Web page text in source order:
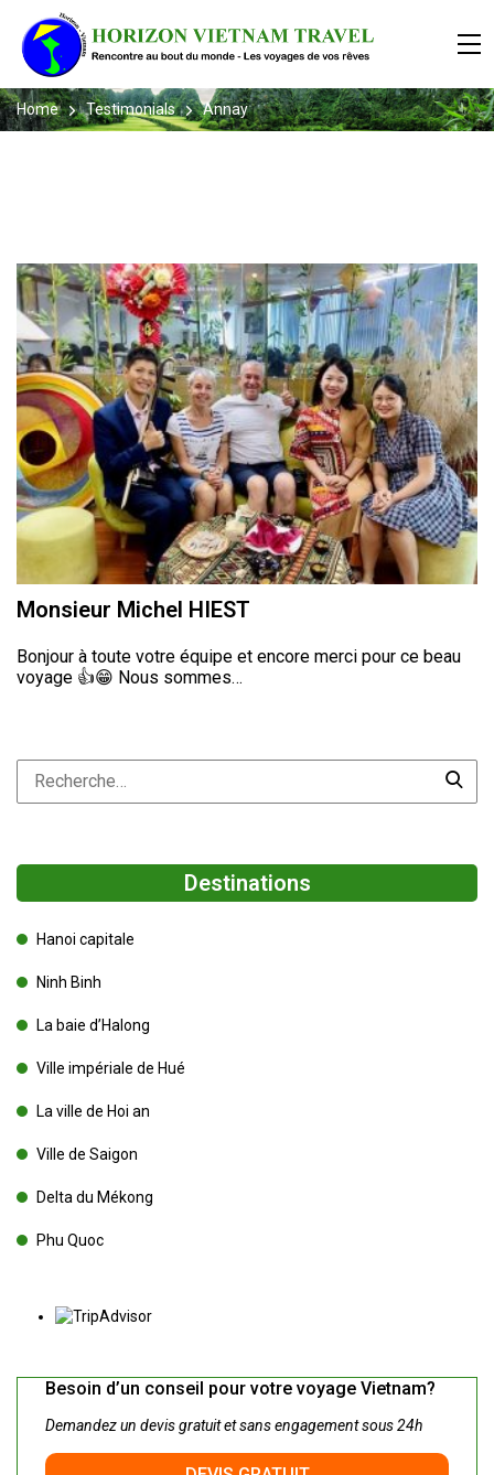
Home Testimonials Annay
Monsieur Michel HIEST
Bonjour à toute votre équipe et encore merci pour ce beau
voyage 👍😁 Nous sommes…
Destinations
Hanoi capitale
Ninh Binh
La baie d’Halong
Ville impériale de Hué
La ville de Hoi an
Ville de Saigon
Delta du Mékong
Phu Quoc
Besoin d’un conseil pour votre voyage Vietnam?
Demandez un devis gratuit et sans engagement sous 24h